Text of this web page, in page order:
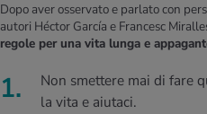
Dopo aver osservato e parlato con
autori Héctor García e Francesc
regole per una vita lunga e
Non smettere mai di fare
la vita e aiutaci.